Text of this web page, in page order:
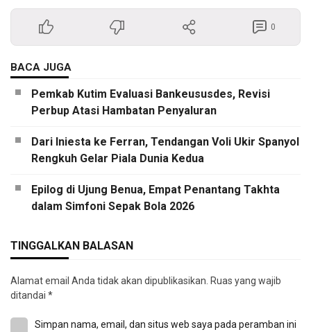
0
BACA JUGA
Pemkab Kutim Evaluasi Bankeususdes, Revisi
Perbup Atasi Hambatan Penyaluran
Dari Iniesta ke Ferran, Tendangan Voli Ukir Spanyol
Rengkuh Gelar Piala Dunia Kedua
Epilog di Ujung Benua, Empat Penantang Takhta
dalam Simfoni Sepak Bola 2026
TINGGALKAN BALASAN
Alamat email Anda tidak akan dipublikasikan. Ruas yang wajib
ditandai *
Simpan nama, email, dan situs web saya pada peramban ini